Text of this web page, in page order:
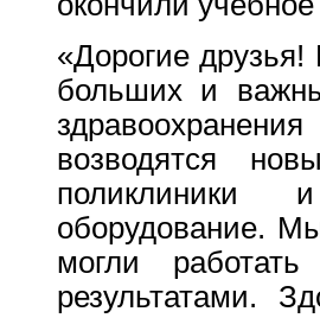
«Дорогие
больших и
возводятся
поликлиники
оборудование.
могли
результатами.